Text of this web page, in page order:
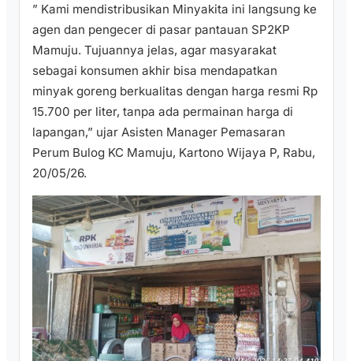
​” Kami mendistribusikan Minyakita ini langsung ke
agen dan pengecer di pasar pantauan SP2KP
Mamuju. Tujuannya jelas, agar masyarakat
sebagai konsumen akhir bisa mendapatkan
minyak goreng berkualitas dengan harga resmi Rp
15.700 per liter, tanpa ada permainan harga di
lapangan,” ujar Asisten Manager Pemasaran
Perum Bulog KC Mamuju, Kartono Wijaya P, Rabu,
20/05/26.